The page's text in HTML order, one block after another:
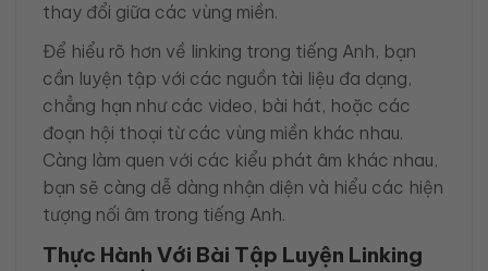
thay đổi giữa các vùng miền.
Để hiểu rõ hơn về linking trong tiếng Anh, bạn
cần luyện tập với các nguồn tài liệu đa dạng,
chẳng hạn như các video, bài hát, hoặc các
đoạn hội thoại từ các vùng miền khác nhau.
Càng làm quen với các kiểu phát âm khác nhau,
bạn sẽ càng dễ dàng nhận diện và hiểu các hiện
tượng nối âm trong tiếng Anh.
Thực Hành Với Bài Tập Luyện Linking